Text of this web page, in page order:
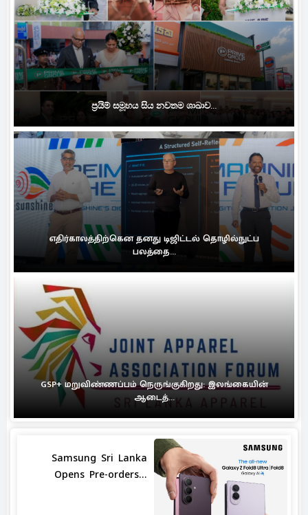
ප්‍රයිම් සමූහය සිය නවතම ශාඛාව...
எதிர்காலத்திற்கென தனது டிஜிட்டல் தொழில்நுட்ப
பலத்தை...
GSP+ மறுவிண்ணப்பம் நெருங்குகிறது: இலங்கையின்
ஆடைத்...
Samsung Sri Lanka
Opens Pre-orders...